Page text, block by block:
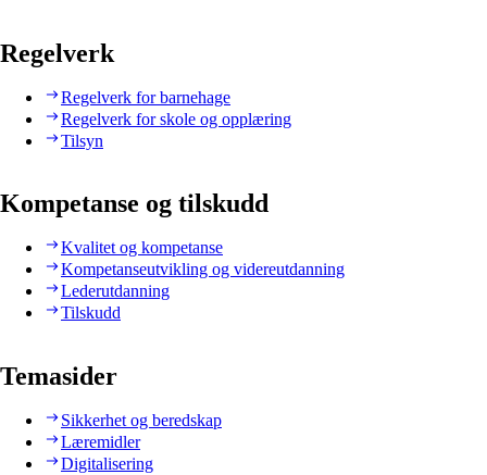
Regelverk
Regelverk for barnehage
Regelverk for skole og opplæring
Tilsyn
Kompetanse og tilskudd
Kvalitet og kompetanse
Kompetanseutvikling og videreutdanning
Lederutdanning
Tilskudd
Temasider
Sikkerhet og beredskap
Læremidler
Digitalisering